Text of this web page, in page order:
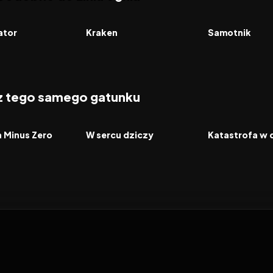
FILM
Kraken FILM
Samotnik
tego samego gatunku
Minus Zero FILM
W sercu dziczy FILM
Katastrofa w